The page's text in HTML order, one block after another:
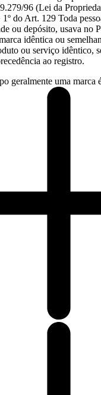
96 (Lei da
do Art. 129 Toda
ou depósito, usava no
idêntica ou
ou serviço idêntico,
ao registro.
geralmente uma marca